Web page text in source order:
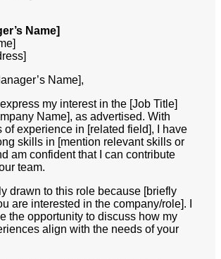
Name]
Name],
express my interest in the [Job Title]
Name], as advertised. With
of experience in [related field], I have
skills in [mention relevant skills or
am confident that I can contribute
team.
drawn to this role because [briefly
are interested in the company/role]. I
the opportunity to discuss how my
align with the needs of your